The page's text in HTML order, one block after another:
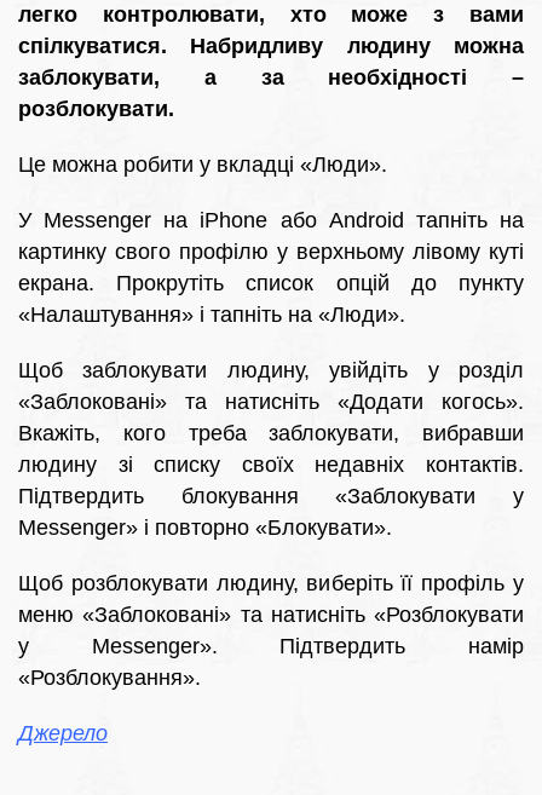
легко контролювати, хто може з вами
спілкуватися. Набридливу людину можна
заблокувати, а за необхідності –
розблокувати.
Це можна робити у вкладці «Люди».
У Messenger на iPhone або Android тапніть на
картинку свого профілю у верхньому лівому куті
екрана. Прокрутіть список опцій до пункту
«Налаштування» і тапніть на «Люди».
Щоб заблокувати людину, увійдіть у розділ
«Заблоковані» та натисніть «Додати когось».
Вкажіть, кого треба заблокувати, вибравши
людину зі списку своїх недавніх контактів.
Підтвердить блокування «Заблокувати у
Messenger» і повторно «Блокувати».
Щоб розблокувати людину, виберіть її профіль у
меню «Заблоковані» та натисніть «Розблокувати
у Messenger». Підтвердить намір
«Розблокування».
Джерело